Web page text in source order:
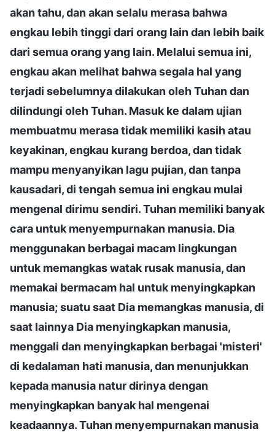
akan tahu, dan akan selalu merasa bahwa
engkau lebih tinggi dari orang lain dan lebih baik
dari semua orang yang lain. Melalui semua ini,
engkau akan melihat bahwa segala hal yang
terjadi sebelumnya dilakukan oleh Tuhan dan
dilindungi oleh Tuhan. Masuk ke dalam ujian
membuatmu merasa tidak memiliki kasih atau
keyakinan, engkau kurang berdoa, dan tidak
mampu menyanyikan lagu pujian, dan tanpa
kausadari, di tengah semua ini engkau mulai
mengenal dirimu sendiri. Tuhan memiliki banyak
cara untuk menyempurnakan manusia. Dia
menggunakan berbagai macam lingkungan
untuk memangkas watak rusak manusia, dan
memakai bermacam hal untuk menyingkapkan
manusia; suatu saat Dia memangkas manusia, di
saat lainnya Dia menyingkapkan manusia,
menggali dan menyingkapkan berbagai 'misteri'
di kedalaman hati manusia, dan menunjukkan
kepada manusia natur dirinya dengan
menyingkapkan banyak hal mengenai
keadaannya. Tuhan menyempurnakan manusia